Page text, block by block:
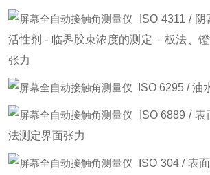
ISO 4311 /
活性剂 - 临界胶束浓度的测定 – 板法、
张力
ISO 6295 / 油
ISO 6889 /
法测定界面张力
ISO 304 / 表